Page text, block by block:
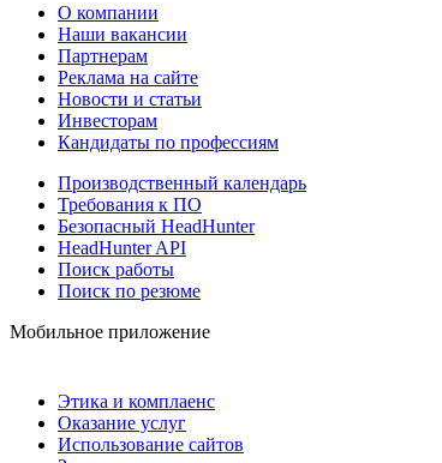
О компании
Наши вакансии
Партнерам
Реклама на сайте
Новости и статьи
Инвесторам
Кандидаты по профессиям
Производственный календарь
Требования к ПО
Безопасный HeadHunter
HeadHunter API
Поиск работы
Поиск по резюме
Мобильное приложение
Этика и комплаенс
Оказание услуг
Использование сайтов